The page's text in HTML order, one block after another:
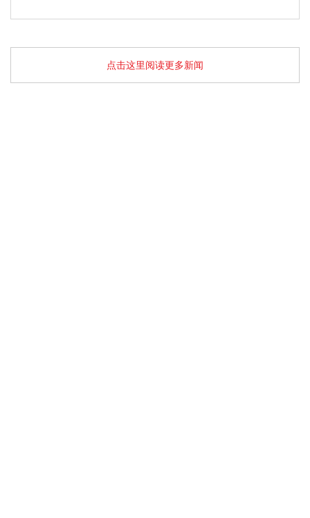
点击这里阅读更多新闻